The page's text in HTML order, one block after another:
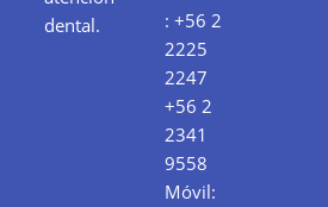
dental.
:+56 2
2225
2247
+56 2
2341
9558
Móvil: